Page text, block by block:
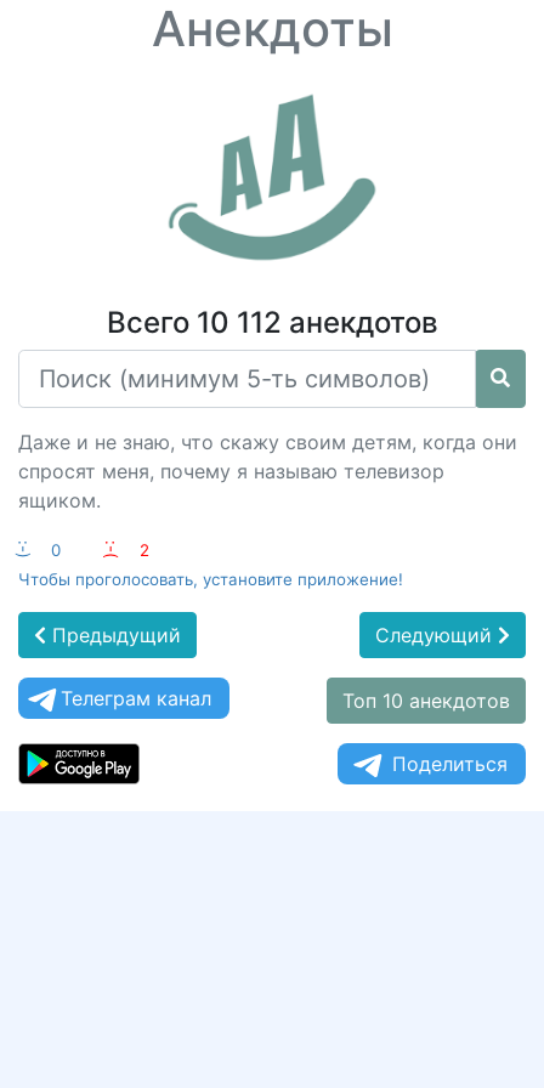
Анекдоты
Всего 10 112 анекдотов
Даже и не знаю, что скажу своим детям, когда они
спросят меня, почему я называю телевизор
ящиком.
:-) 0 :-(
2
Чтобы проголосовать, установите приложение!
Предыдущий Следующий
Телеграм канал Топ 10 анекдотов
Поделиться